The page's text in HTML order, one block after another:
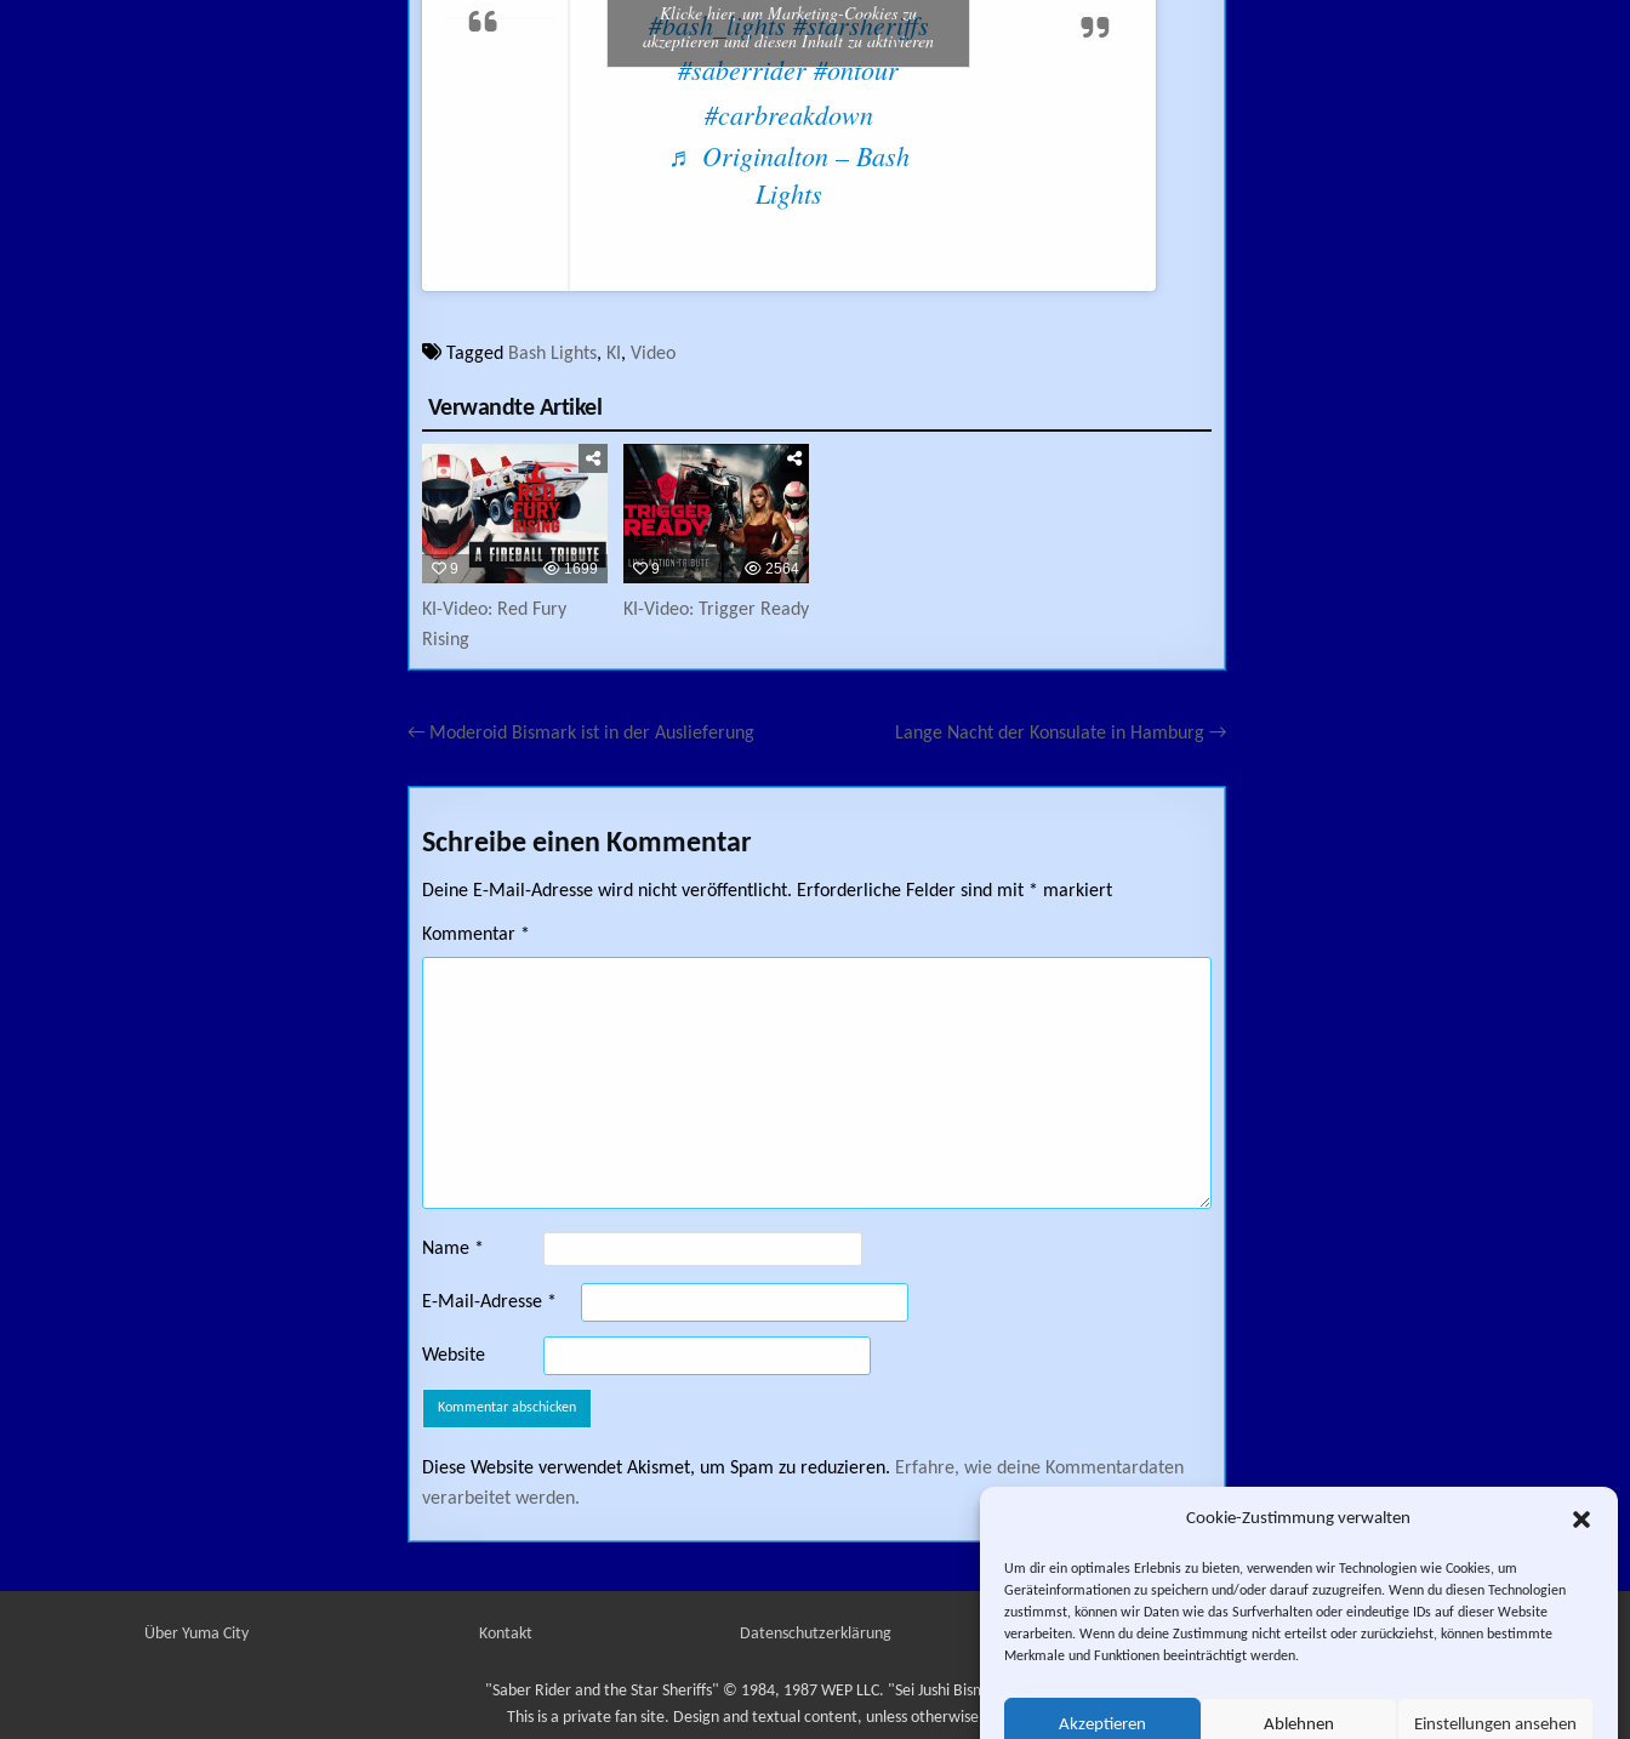
Cookie-Zustimmung verwalten
Um dir ein optimales Erlebnis zu bieten, verwenden wir Technologien wie Cookies, um
Geräteinformationen zu speichern und/oder darauf zuzugreifen. Wenn du diesen Technologien
zustimmst, können wir Daten wie das Surfverhalten oder eindeutige IDs auf dieser Website
verarbeiten. Wenn du deine Zustimmung nicht erteilst oder zurückziehst, können bestimmte
Merkmale und Funktionen beeinträchtigt werden.
Akzeptieren Ablehnen Einstellungen ansehen
#bash_lights #starsheriffs
#saberrider #ontour
#carbreakdown
♬ Originalton – Bash
Lights
Klicke hier, um Marketing-Cookies zu
akzeptieren und diesen Inhalt zu aktivieren
Tagged Bash Lights, KI, Video
Verwandte Artikel
9 1699
KI-Video: Red Fury
Rising
9 2564
KI-Video: Trigger Ready
Beitragsnavigation Lange Nacht der Konsulate in Hamburg →
← Moderoid Bismark ist in der Auslieferung
Schreibe einen Kommentar
Deine E-Mail-Adresse wird nicht veröffentlicht. Erforderliche Felder sind mit * markiert
Kommentar *
Name *
E-Mail-Adresse *
Website
Diese Website verwendet Akismet, um Spam zu reduzieren. Erfahre, wie deine Kommentardaten
verarbeitet werden.
Über Yuma City Kontakt Datenschutzerklärung Impressum Facebook
Instagram
E-Mail
RSS-Feed
"Saber Rider and the Star Sheriffs" © 1984, 1987 WEP LLC. "Sei Jushi Bismarck" © 1984 PIERROT.
This is a private fan site. Design and textual content, unless otherwise stated, © Yuma City.